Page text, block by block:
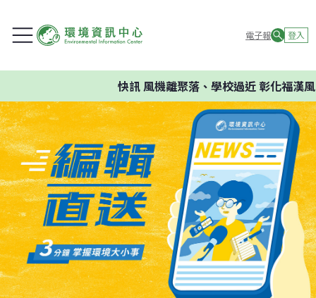
電子報 登入
快訊風機離聚落、學校過近 彰化福漢風